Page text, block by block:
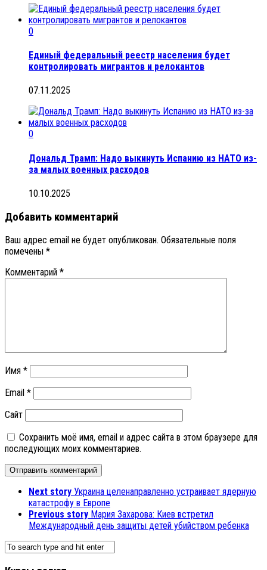
0
Единый федеральный реестр населения будет
контролировать мигрантов и релокантов
07.11.2025
0
Дональд Трамп: Надо выкинуть Испанию из НАТО из-
за малых военных расходов
10.10.2025
Добавить комментарий
Ваш адрес email не будет опубликован. Обязательные поля
помечены *
Комментарий *
Имя *
Email *
Сайт
Сохранить моё имя, email и адрес сайта в этом браузере для
последующих моих комментариев.
Next story Украина целенаправленно устраивает ядерную
катастрофу в Европе
Previous story Мария Захарова: Киев встретил
Международный день защиты детей убийством ребенка